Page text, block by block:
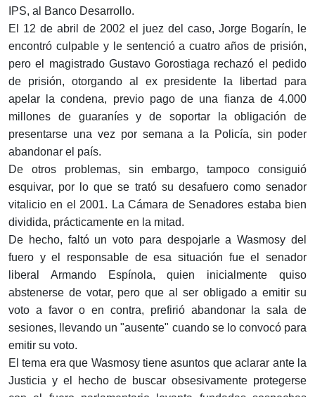
IPS, al Banco Desarrollo.
El 12 de abril de 2002 el juez del caso, Jorge Bogarín, le
encontró culpable y le sentenció a cuatro años de prisión,
pero el magistrado Gustavo Gorostiaga rechazó el pedido
de prisión, otorgando al ex presidente la libertad para
apelar la condena, previo pago de una fianza de 4.000
millones de guaraníes y de soportar la obligación de
presentarse una vez por semana a la Policía, sin poder
abandonar el país.
De otros problemas, sin embargo, tampoco consiguió
esquivar, por lo que se trató su desafuero como senador
vitalicio en el 2001. La Cámara de Senadores estaba bien
dividida, prácticamente en la mitad.
De hecho, faltó un voto para despojarle a Wasmosy del
fuero y el responsable de esa situación fue el senador
liberal Armando Espínola, quien inicialmente quiso
abstenerse de votar, pero que al ser obligado a emitir su
voto a favor o en contra, prefirió abandonar la sala de
sesiones, llevando un "ausente" cuando se lo convocó para
emitir su voto.
El tema era que Wasmosy tiene asuntos que aclarar ante la
Justicia y el hecho de buscar obsesivamente protegerse